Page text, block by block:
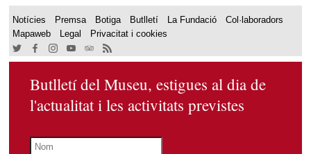
Notícies Premsa Botiga Butlletí La Fundació
Col·laboradors
Mapaweb
Legal Privacitat i cookies
Butlletí del Museu, estigues al dia de
l'actualitat i les activitats previstes